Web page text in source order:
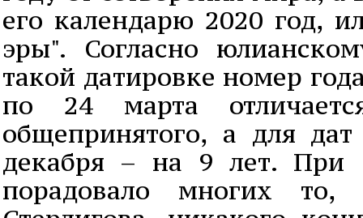
его календарю 2020 год,
эры". Согласно
такой датировке номер
по 24 марта
общепринятого, а для
декабря – на 9 лет. При
порадовало многих